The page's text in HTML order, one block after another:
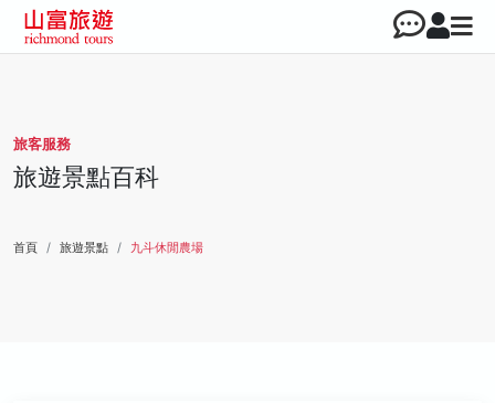
旅客服務
旅遊景點百科
首頁 旅遊景點 九斗休閒農場